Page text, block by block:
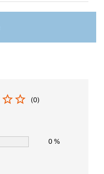
(0)
0 %